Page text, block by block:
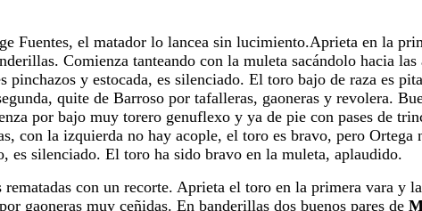
Fuentes, el matador lo lancea sin lucimiento.Aprieta en la
Comienza tanteando con la muleta sacándolo hacia
pinchazos y estocada, es silenciado. El toro bajo de raza es
quite de Barroso por tafalleras, gaoneras y revolera.
por bajo muy torero genuflexo y ya de pie con pases de
con la izquierda no hay acople, el toro es bravo, pero Ortega
es silenciado. El toro ha sido bravo en la muleta, aplaudido.
con un recorte. Aprieta el toro en la primera vara y
gaoneras muy ceñidas. En banderillas dos buenos pares de